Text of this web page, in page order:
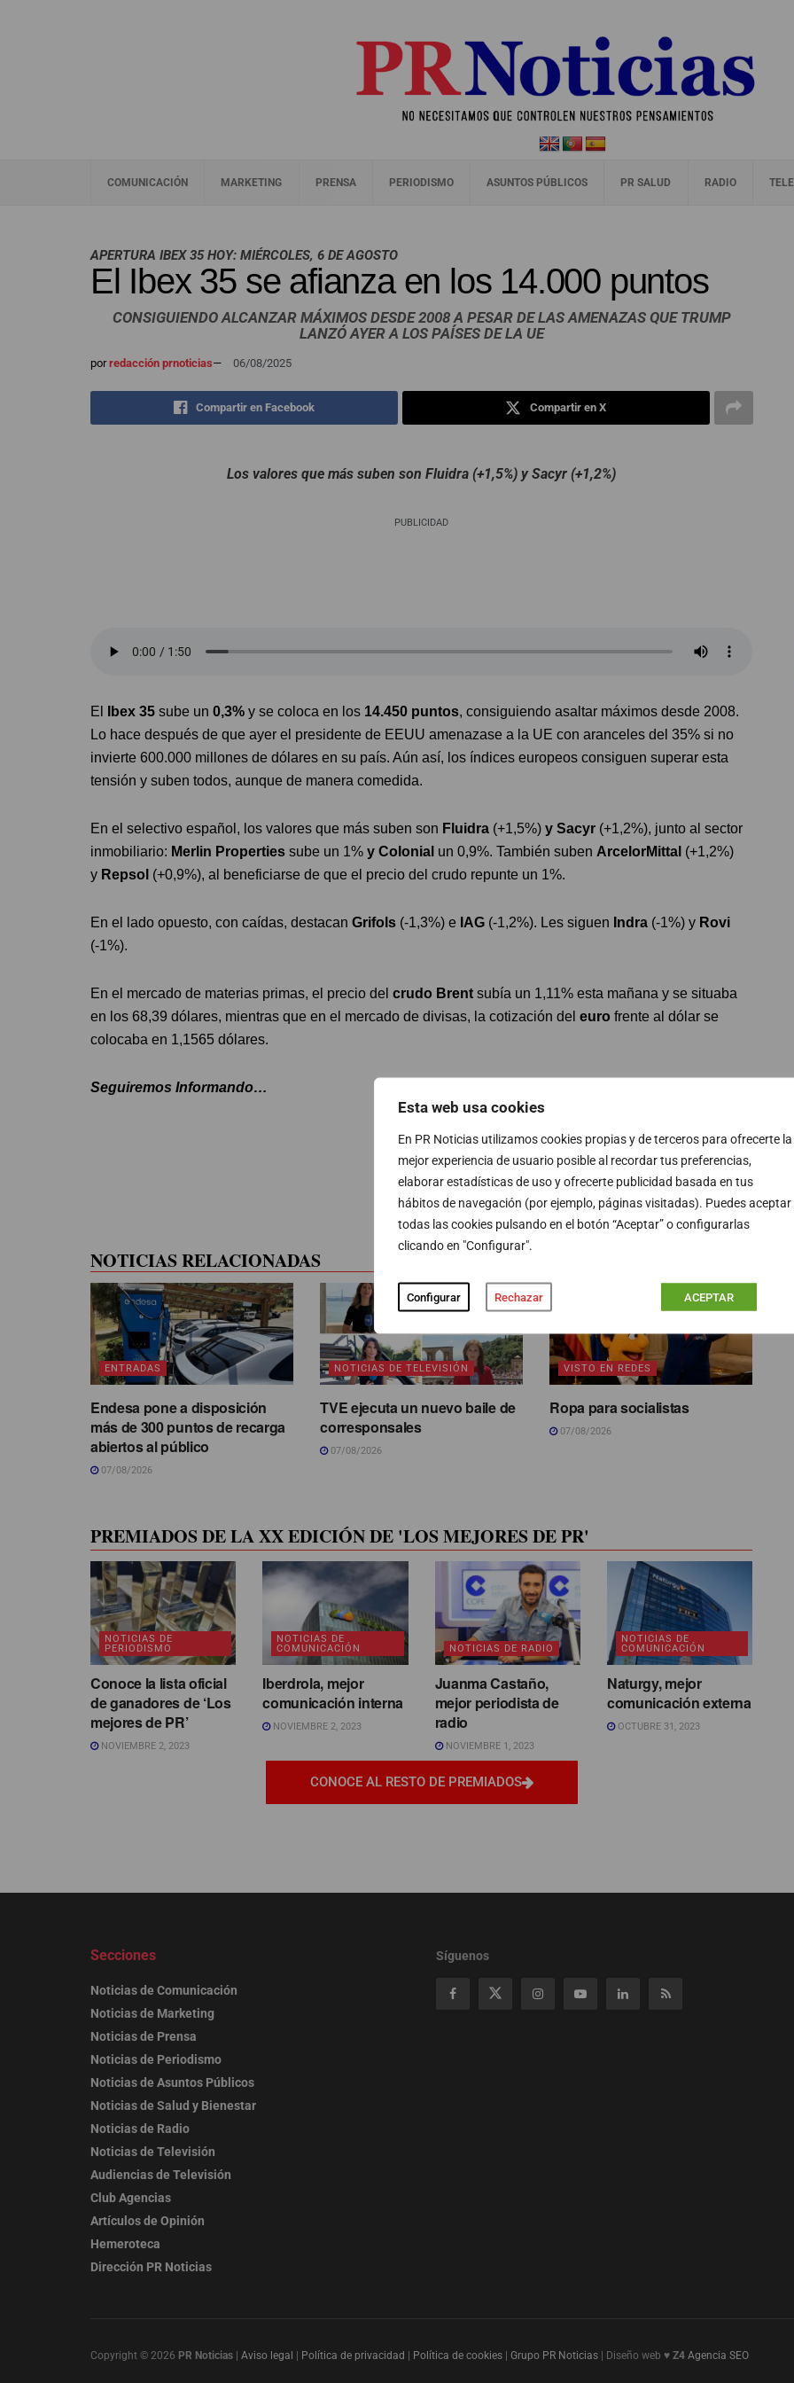
Esta web usa cookies
En PR Noticias utilizamos cookies propias y de terceros para ofrecerte la
mejor experiencia de usuario posible al recordar tus preferencias,
elaborar estadísticas de uso y ofrecerte publicidad basada en tus
hábitos de navegación (por ejemplo, páginas visitadas). Puedes aceptar
todas las cookies pulsando en el botón “Aceptar” o configurarlas
clicando en "Configurar".
Configurar Rechazar ACEPTAR
COMUNICACIÓN MARKETING PRENSA PERIODISMO ASUNTOS PÚBLICOS PR SALUD RADIO
APERTURA IBEX 35 HOY: MIÉRCOLES, 6 DE AGOSTO
El Ibex 35 se afianza en los 14.000 puntos
CONSIGUIENDO ALCANZAR MÁXIMOS DESDE 2008 A PESAR DE LAS AMENAZAS QUE TRUMP
LANZÓ AYER A LOS PAÍSES DE LA UE
porredacción prnoticias— 06/08/2025
Compartir en Facebook Compartir en X
Los valores que más suben son Fluidra (+1,5%) y Sacyr (+1,2%)
PUBLICIDAD
El Ibex 35 sube un 0,3% y se coloca en los 14.450 puntos, consiguiendo asaltar máximos desde 2008.
Lo hace después de que ayer el presidente de EEUU amenazase a la UE con aranceles del 35% si no
invierte 600.000 millones de dólares en su país. Aún así, los índices europeos consiguen superar esta
tensión y suben todos, aunque de manera comedida.
En el selectivo español, los valores que más suben son Fluidra (+1,5%) y Sacyr (+1,2%), junto al sector
inmobiliario: Merlin Properties sube un 1% y Colonial un 0,9%. También suben ArcelorMittal (+1,2%)
y Repsol (+0,9%), al beneficiarse de que el precio del crudo repunte un 1%.
En el lado opuesto, con caídas, destacan Grifols (-1,3%) e IAG (-1,2%). Les siguen Indra (-1%) y Rovi
(-1%).
En el mercado de materias primas, el precio del crudo Brent subía un 1,11% esta mañana y se situaba
en los 68,39 dólares, mientras que en el mercado de divisas, la cotización del euro frente al dólar se
colocaba en 1,1565 dólares.
Seguiremos Informando…
NOTICIAS RELACIONADAS
ENTRADAS
Endesa pone a disposición
más de 300 puntos de recarga
abiertos al público
07/08/2026
NOTICIAS DE TELEVISIÓN
TVE ejecuta un nuevo baile de
corresponsales
07/08/2026
VISTO EN REDES
Ropa para socialistas
07/08/2026
PREMIADOS DE LA XX EDICIÓN DE 'LOS MEJORES DE PR'
NOTICIAS DE
PERIODISMO
Conoce la lista oficial
de ganadores de ‘Los
mejores de PR’
NOVIEMBRE 2, 2023
NOTICIAS DE
COMUNICACIÓN
Iberdrola, mejor
comunicación interna
NOVIEMBRE 2, 2023
NOTICIAS DE RADIO
Juanma Castaño,
mejor periodista de
radio
NOVIEMBRE 1, 2023
NOTICIAS DE
COMUNICACIÓN
Naturgy, mejor
comunicación externa
OCTUBRE 31, 2023
CONOCE AL RESTO DE PREMIADOS
Secciones
Noticias de Comunicación
Noticias de Marketing
Noticias de Prensa
Noticias de Periodismo
Noticias de Asuntos Públicos
Noticias de Salud y Bienestar
Noticias de Radio
Noticias de Televisión
Audiencias de Televisión
Club Agencias
Artículos de Opinión
Hemeroteca
Dirección PR Noticias
Síguenos
Copyright © 2026 PR Noticias Aviso legal Política de privacidad Política de cookies Grupo PR Noticias | Diseño web ♥ Z4 Agencia SEO